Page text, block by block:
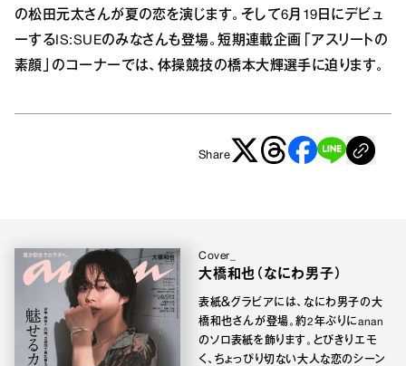
の松田元太さんが夏の恋を演じます。そして6月19日にデビュ
ーするIS:SUEのみなさんも登場。短期連載企画「アスリートの
素顔」のコーナーでは、体操競技の橋本大輝選手に迫ります。
Share
Cover_
大橋和也（なにわ男子）
表紙＆グラビアには、なにわ男子の大
橋和也さんが登場。約2年ぶりにanan
のソロ表紙を飾ります。とびきりエモ
く、ちょっぴり切ない大人な恋のシーン